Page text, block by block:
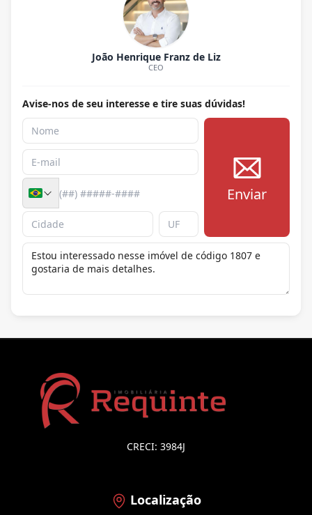
João Henrique Franz de Liz
CEO
Avise-nos de seu interesse e tire suas dúvidas!
Enviar
CRECI: 3984J
Localização